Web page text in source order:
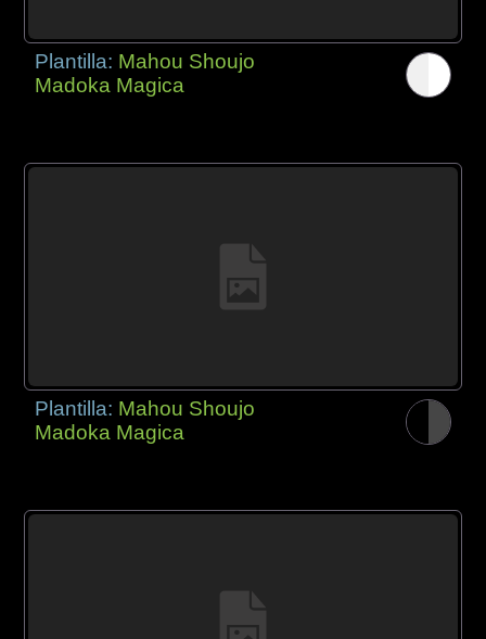
Plantilla: Mahou Shoujo
Madoka Magica
Plantilla: Mahou Shoujo
Madoka Magica